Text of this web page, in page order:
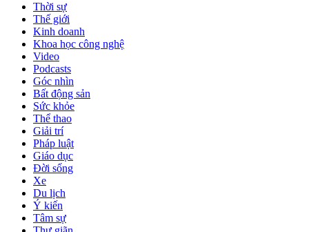
Thời sự
Thế giới
Kinh doanh
Khoa học công nghệ
Video
Podcasts
Góc nhìn
Bất động sản
Sức khỏe
Thể thao
Giải trí
Pháp luật
Giáo dục
Đời sống
Xe
Du lịch
Ý kiến
Tâm sự